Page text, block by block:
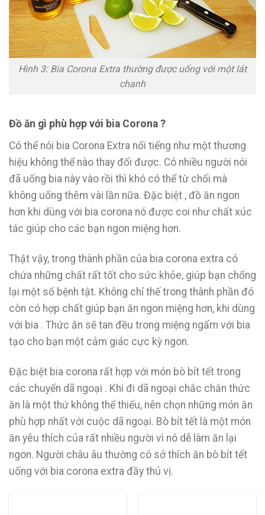
Hình 3: Bia Corona Extra thường được uống với một lát
chanh
Đồ ăn gì phù hợp với bia Corona ?
Có thể nói bia Corona Extra nổi tiếng như một thương
hiệu không thể nào thay đổi được. Có nhiều người nói
đã uống bia này vào rồi thì khó có thể từ chối mà
không uống thêm vài lần nữa. Đặc biệt , đồ ăn ngon
hơn khi dùng với bia corona nó được coi như chất xúc
tác giúp cho các bạn ngon miệng hơn.
Thật vậy, trong thành phần của bia corona extra có
chứa những chất rất tốt cho sức khỏe, giúp bạn chống
lại một số bệnh tật. Không chỉ thế trong thành phần đó
còn có hợp chất giúp bạn ăn ngon miệng hơn, khi dùng
với bia . Thức ăn sẽ tan đều trong miệng ngấm với bia
tạo cho bạn một cảm giác cực kỳ ngon.
Đặc biệt bia corona rất hợp với món bò bít tết trong
các chuyến dã ngoại . Khi đi dã ngoại chắc chắn thức
ăn là một thứ không thể thiếu, nên chọn những món ăn
phù hợp nhất với cuộc dã ngoại. Bò bít tết là một món
ăn yêu thích của rất nhiều người vì nó dễ làm ăn lại
ngon. Người châu âu thường có sở thích ăn bò bít tết
uống với bia corona extra đầy thú vị.